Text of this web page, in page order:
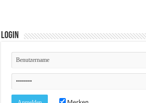
Login